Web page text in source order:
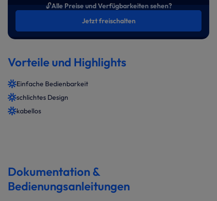
🔓Alle Preise und Verfügbarkeiten sehen?
Jetzt freischalten
Vorteile und Highlights
Einfache Bedienbarkeit
schlichtes Design
kabellos
Dokumentation &
Bedienungsanleitungen